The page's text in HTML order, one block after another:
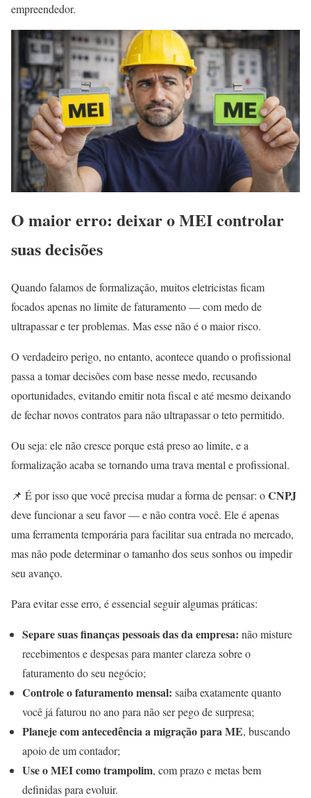
empreendedor.
O maior erro: deixar o MEI controlar
suas decisões
Quando falamos de formalização, muitos eletricistas ficam
focados apenas no limite de faturamento — com medo de
ultrapassar e ter problemas. Mas esse não é o maior risco.
O verdadeiro perigo, no entanto, acontece quando o profissional
passa a tomar decisões com base nesse medo, recusando
oportunidades, evitando emitir nota fiscal e até mesmo deixando
de fechar novos contratos para não ultrapassar o teto permitido.
Ou seja: ele não cresce porque está preso ao limite, e a
formalização acaba se tornando uma trava mental e profissional.
📌 É por isso que você precisa mudar a forma de pensar: oCNPJ
deve funcionar a seu favor — e não contra você. Ele é apenas
uma ferramenta temporária para facilitar sua entrada no mercado,
mas não pode determinar o tamanho dos seus sonhos ou impedir
seu avanço.
Para evitar esse erro, é essencial seguir algumas práticas:
Separe suas finanças pessoais das da empresa: não misture
recebimentos e despesas para manter clareza sobre o
faturamento do seu negócio;
Controle o faturamento mensal: saiba exatamente quanto
você já faturou no ano para não ser pego de surpresa;
Planeje com antecedência a migração para ME, buscando
apoio de um contador;
Use o MEI como trampolim, com prazo e metas bem
definidas para evoluir.